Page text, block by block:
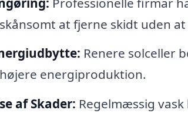
at fjerne skidt uden
Renere solceller
energiproduktion.
af Skader: Regelmæssig